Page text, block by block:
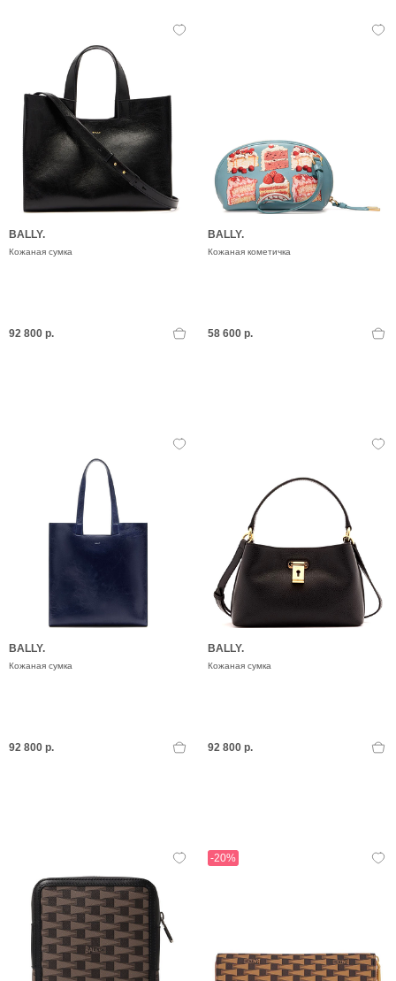
BALLY.
Кожаная сумка
92 800 р.
BALLY.
Кожаная кометичка
58 600 р.
BALLY.
Кожаная сумка
92 800 р.
BALLY.
Кожаная сумка
92 800 р.
-20%